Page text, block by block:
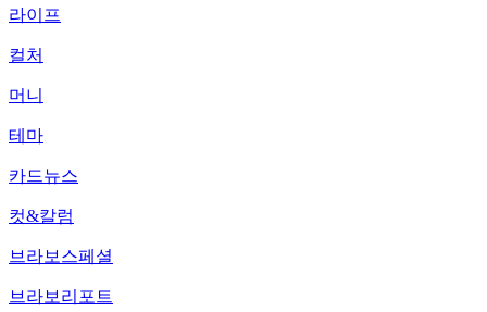
라이프
컬처
머니
테마
카드뉴스
컷&칼럼
브라보스페셜
브라보리포트